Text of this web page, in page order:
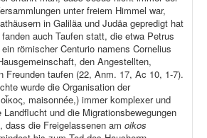
unter freiem Himmel war,
in Galiläa und Judäa gepredigt hat
auch Taufen statt, die etwa Petrus
römischer Centurio namens Cornelius
den Angestellten,
Freunden taufen (22, Anm. 17, Ac 10, 1-7).
wurde die Organisation der
maisonnée,) immer komplexer und
und die Migrationsbewegungen
dass die Freigelassenen am oikos